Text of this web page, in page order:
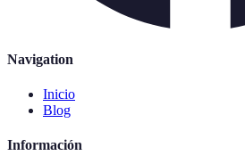
Navigation
Inicio
Blog
Información